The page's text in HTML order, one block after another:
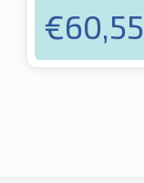
€60,55